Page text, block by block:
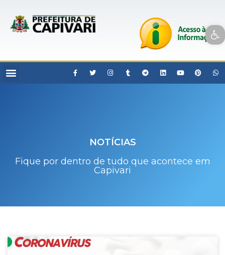
Open toolbar
NOTÍCIAS
Fique por dentro de tudo que acontece em
Capivari